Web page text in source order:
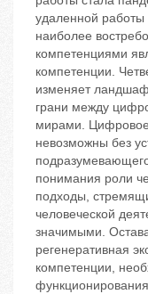
удаленной
наиболее
компетенциями
компетенции.
изменяет
грани между
мирами. Цифровое
невозможны без
понимания роли
подходы,
человеческой
значимыми.
регенеративная
компетенции,